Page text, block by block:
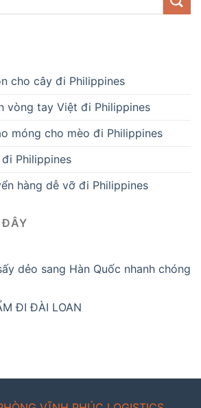
cho cây đi Philippines
vòng tay Việt đi Philippines
móng cho mèo đi Philippines
Philippines
hàng dễ vỡ đi Philippines
ĐÂY
dẻo sang Hàn Quốc nhanh chóng
ĐI ĐÀI LOAN